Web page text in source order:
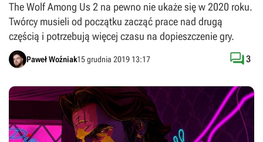
The Wolf Among Us 2 na pewno nie ukaże się w 2020 roku.
Twórcy musieli od początku zacząć prace nad drugą
częścią i potrzebują więcej czasu na dopieszczenie gry.
Paweł Woźniak15 grudnia 2019 13:17 3